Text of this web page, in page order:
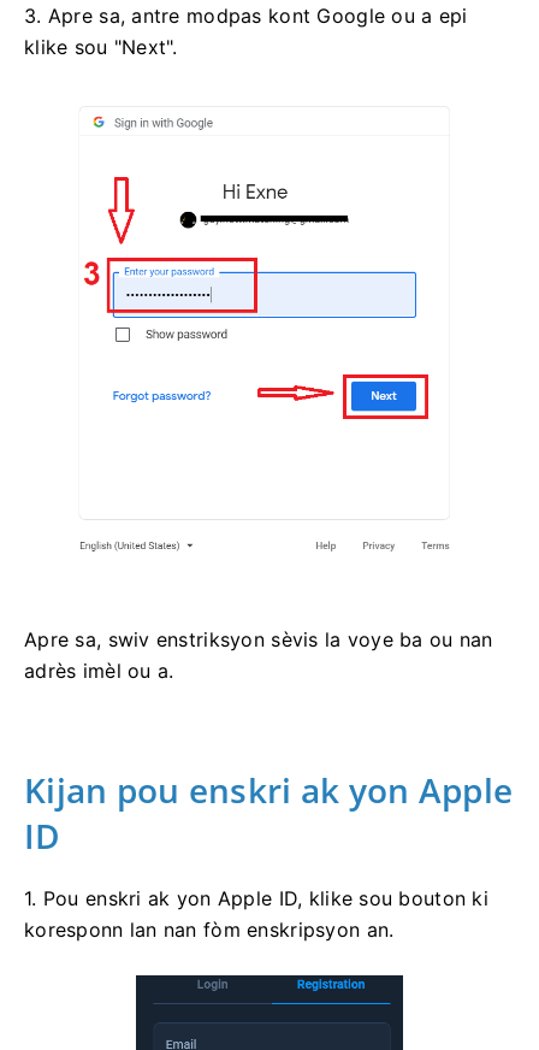
3. Apre sa, antre modpas kont Google ou a epi
klike sou "Next".
Apre sa, swiv enstriksyon sèvis la voye ba ou nan
adrès imèl ou a.
Kijan pou enskri ak yon Apple
ID
1. Pou enskri ak yon Apple ID, klike sou bouton ki
koresponn lan nan fòm enskripsyon an.